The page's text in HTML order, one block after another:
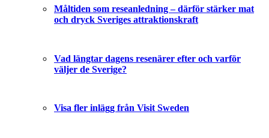
Måltiden som reseanledning – därför stärker mat
och dryck Sveriges attraktionskraft
Vad längtar dagens resenärer efter och varför
väljer de Sverige?
Visa fler inlägg från Visit Sweden